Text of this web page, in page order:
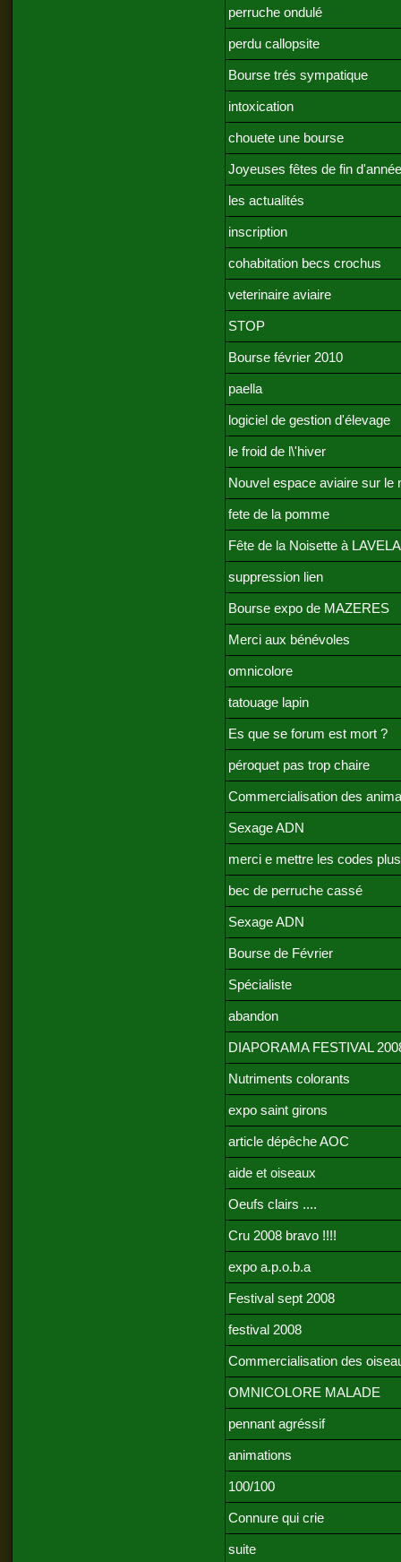
perruche ondulé
perdu callopsite
Bourse trés sympatique
intoxication
chouete une bourse
Joyeuses fêtes de fin d'année
les actualités
inscription
cohabitation becs crochus
veterinaire aviaire
STOP
Bourse février 2010
paella
logiciel de gestion d'élevage
le froid de l\'hiver
Nouvel espace aviaire sur le
fete de la pomme
Fête de la Noisette à
suppression lien
Bourse expo de MAZERES
Merci aux bénévoles
omnicolore
tatouage lapin
Es que se forum est mort ?
péroquet pas trop chaire
Commercialisation des
Sexage ADN
merci e mettre les codes
bec de perruche cassé
Sexage ADN
Bourse de Février
Spécialiste
abandon
DIAPORAMA FESTIVAL
Nutriments colorants
expo saint girons
article dépêche AOC
aide et oiseaux
Oeufs clairs ....
Cru 2008 bravo !!!!
expo a.p.o.b.a
Festival sept 2008
festival 2008
Commercialisation des
OMNICOLORE MALADE
pennant agréssif
animations
100/100
Connure qui crie
suite